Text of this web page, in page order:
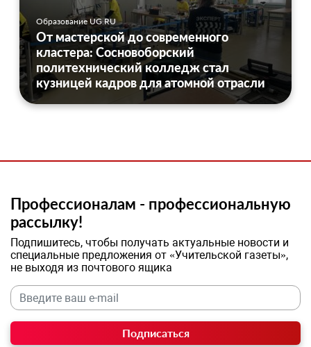
Образование UG.RU
От мастерской до современного
кластера: Сосновоборский
политехнический колледж стал
кузницей кадров для атомной отрасли
Профессионалам - профессиональную
рассылку!
Подпишитесь, чтобы получать актуальные новости и
специальные предложения от «Учительской газеты»,
не выходя из почтового ящика
Подписаться